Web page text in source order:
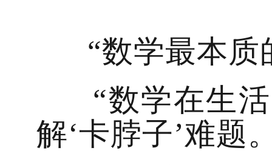
“数学最本质
“数学在生活
解‘卡脖子’难题